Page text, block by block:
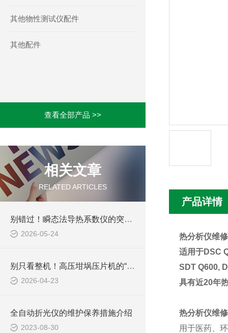
其他物性测试仪配件
其他配件
查看全部产品 >>
相关文章
RELATED ARTICLES
别错过！瞬态法导热系数仪的突出特点，解锁导热测试新体验
2026-05-24
别只看整机！高压坩埚压片机的“幕后功臣”，竟是这些核心组件
2026-04-23
全自动折光仪的维护保养措施介绍
2023-08-30
产品详情
热分析仪维
适用于DSC
SDT Q600,
具有近20年
热分析仪维
用于医药、